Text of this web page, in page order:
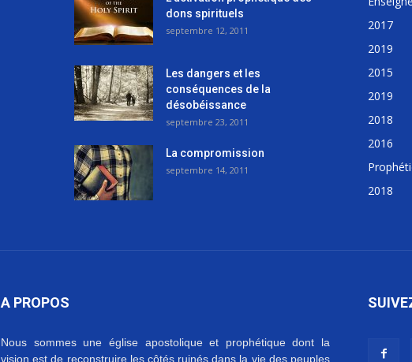
dons spirituels
septembre 12, 2011
Les dangers et les
conséquences de la
désobéissance
septembre 23, 2011
La compromission
septembre 14, 2011
2017
2019
2015
2019
2018
2016
2018
A PROPOS
Nous sommes une église apostolique et prophétique dont la
vision est de reconstruire les côtés ruinés dans la vie des peuples